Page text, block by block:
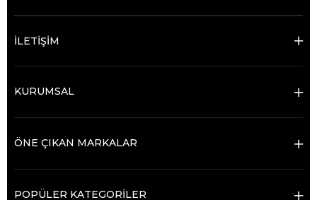
İLETİŞİM
KURUMSAL
ÖNE ÇIKAN MARKALAR
POPÜLER KATEGORİLER